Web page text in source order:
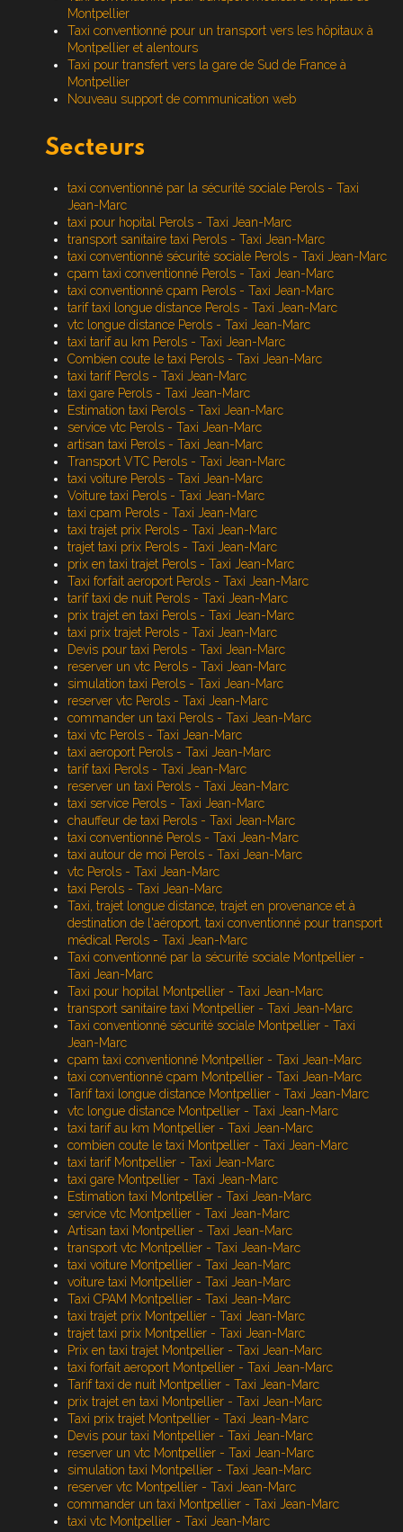
Montpellier
Taxi conventionné pour un transport vers les hôpitaux à
Montpellier et alentours
Taxi pour transfert vers la gare de Sud de France à
Montpellier
Nouveau support de communication web
Secteurs
taxi conventionné par la sécurité sociale Perols - Taxi
Jean-Marc
taxi pour hopital Perols - Taxi Jean-Marc
transport sanitaire taxi Perols - Taxi Jean-Marc
taxi conventionné sécurité sociale Perols - Taxi Jean-Marc
cpam taxi conventionné Perols - Taxi Jean-Marc
taxi conventionné cpam Perols - Taxi Jean-Marc
tarif taxi longue distance Perols - Taxi Jean-Marc
vtc longue distance Perols - Taxi Jean-Marc
taxi tarif au km Perols - Taxi Jean-Marc
Combien coute le taxi Perols - Taxi Jean-Marc
taxi tarif Perols - Taxi Jean-Marc
taxi gare Perols - Taxi Jean-Marc
Estimation taxi Perols - Taxi Jean-Marc
service vtc Perols - Taxi Jean-Marc
artisan taxi Perols - Taxi Jean-Marc
Transport VTC Perols - Taxi Jean-Marc
taxi voiture Perols - Taxi Jean-Marc
Voiture taxi Perols - Taxi Jean-Marc
taxi cpam Perols - Taxi Jean-Marc
taxi trajet prix Perols - Taxi Jean-Marc
trajet taxi prix Perols - Taxi Jean-Marc
prix en taxi trajet Perols - Taxi Jean-Marc
Taxi forfait aeroport Perols - Taxi Jean-Marc
tarif taxi de nuit Perols - Taxi Jean-Marc
prix trajet en taxi Perols - Taxi Jean-Marc
taxi prix trajet Perols - Taxi Jean-Marc
Devis pour taxi Perols - Taxi Jean-Marc
reserver un vtc Perols - Taxi Jean-Marc
simulation taxi Perols - Taxi Jean-Marc
reserver vtc Perols - Taxi Jean-Marc
commander un taxi Perols - Taxi Jean-Marc
taxi vtc Perols - Taxi Jean-Marc
taxi aeroport Perols - Taxi Jean-Marc
tarif taxi Perols - Taxi Jean-Marc
reserver un taxi Perols - Taxi Jean-Marc
taxi service Perols - Taxi Jean-Marc
chauffeur de taxi Perols - Taxi Jean-Marc
taxi conventionné Perols - Taxi Jean-Marc
taxi autour de moi Perols - Taxi Jean-Marc
vtc Perols - Taxi Jean-Marc
taxi Perols - Taxi Jean-Marc
Taxi, trajet longue distance, trajet en provenance et à
destination de l'aéroport, taxi conventionné pour transport
médical Perols - Taxi Jean-Marc
Taxi conventionné par la sécurité sociale Montpellier -
Taxi Jean-Marc
Taxi pour hopital Montpellier - Taxi Jean-Marc
transport sanitaire taxi Montpellier - Taxi Jean-Marc
Taxi conventionné sécurité sociale Montpellier - Taxi
Jean-Marc
cpam taxi conventionné Montpellier - Taxi Jean-Marc
taxi conventionné cpam Montpellier - Taxi Jean-Marc
Tarif taxi longue distance Montpellier - Taxi Jean-Marc
vtc longue distance Montpellier - Taxi Jean-Marc
taxi tarif au km Montpellier - Taxi Jean-Marc
combien coute le taxi Montpellier - Taxi Jean-Marc
taxi tarif Montpellier - Taxi Jean-Marc
taxi gare Montpellier - Taxi Jean-Marc
Estimation taxi Montpellier - Taxi Jean-Marc
service vtc Montpellier - Taxi Jean-Marc
Artisan taxi Montpellier - Taxi Jean-Marc
transport vtc Montpellier - Taxi Jean-Marc
taxi voiture Montpellier - Taxi Jean-Marc
voiture taxi Montpellier - Taxi Jean-Marc
Taxi CPAM Montpellier - Taxi Jean-Marc
taxi trajet prix Montpellier - Taxi Jean-Marc
trajet taxi prix Montpellier - Taxi Jean-Marc
Prix en taxi trajet Montpellier - Taxi Jean-Marc
taxi forfait aeroport Montpellier - Taxi Jean-Marc
Tarif taxi de nuit Montpellier - Taxi Jean-Marc
prix trajet en taxi Montpellier - Taxi Jean-Marc
Taxi prix trajet Montpellier - Taxi Jean-Marc
Devis pour taxi Montpellier - Taxi Jean-Marc
reserver un vtc Montpellier - Taxi Jean-Marc
simulation taxi Montpellier - Taxi Jean-Marc
reserver vtc Montpellier - Taxi Jean-Marc
commander un taxi Montpellier - Taxi Jean-Marc
taxi vtc Montpellier - Taxi Jean-Marc